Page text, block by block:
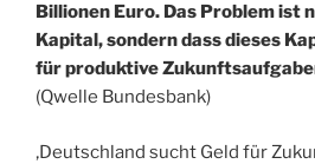
Billionen Euro. Das Problem ist
Kapital, sondern dass dieses
für produktive
(Qwelle Bundesbank)
‚Deutschland sucht Geld für